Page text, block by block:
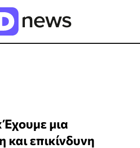
μια
και επικίνδυνη